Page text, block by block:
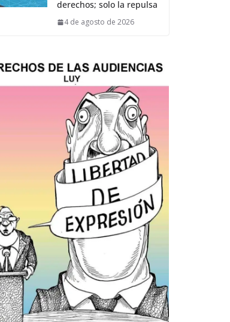
derechos; solo la repulsa
4 de agosto de 2026